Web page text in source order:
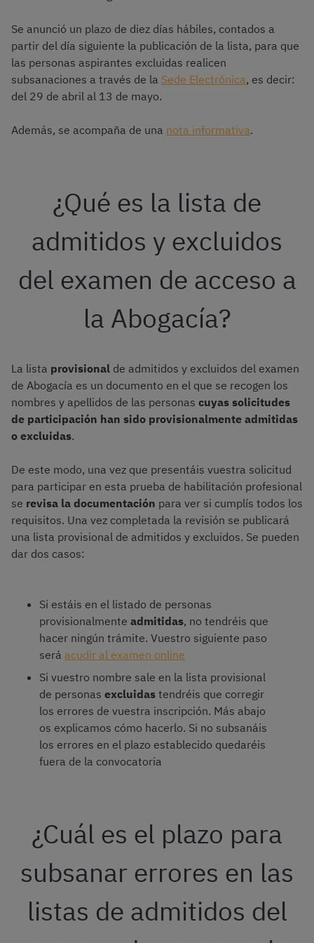
Se anunció un plazo de diez días hábiles, contados a
partir del día siguiente la publicación de la lista, para que
las personas aspirantes excluidas realicen
subsanaciones a través de la Sede Electrónica, es decir:
del 29 de​ abril al 13 de mayo.
Además, se acompaña de una nota informativa.
¿Qué es la lista de
admitidos y excluidos
del examen de acceso a
la Abogacía?
La lista provisional de admitidos y excluidos del examen
de Abogacía es un documento en el que se recogen los
nombres y apellidos de las personas cuyas solicitudes
de participación han sido provisionalmente admitidas
o excluidas.
De este modo, una vez que presentáis vuestra solicitud
para participar en esta prueba de habilitación profesional
se revisa la documentación para ver si cumplís todos los
requisitos. Una vez completada la revisión se publicará
una lista provisional de admitidos y excluidos. Se pueden
dar dos casos:
Si estáis en el listado de personas
provisionalmente admitidas, no tendréis que
hacer ningún trámite. Vuestro siguiente paso
será acudir al examen online
Si vuestro nombre sale en la lista provisional
de personas excluidas tendréis que corregir
los errores de vuestra inscripción. Más abajo
os explicamos cómo hacerlo. Si no subsanáis
los errores en el plazo establecido quedaréis
fuera de la convocatoria
¿Cuál es el plazo para
subsanar errores en las
listas de admitidos del